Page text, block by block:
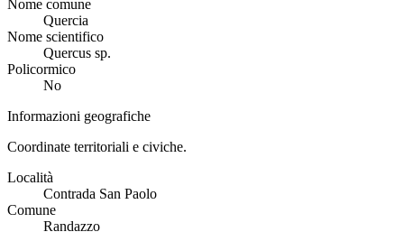
Nome comune
Quercia
Nome scientifico
Quercus sp.
Policormico
No
Informazioni geografiche
Coordinate territoriali e civiche.
Località
Contrada San Paolo
Comune
Randazzo